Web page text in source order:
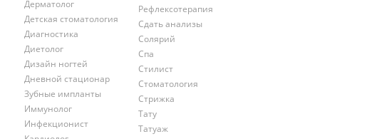
Дерматолог
Детская стоматология
Диагностика
Диетолог
Дизайн ногтей
Дневной стационар
Зубные импланты
Иммунолог
Инфекционист
Рефлексотерапия
Сдать анализы
Солярий
Спа
Стилист
Стоматология
Стрижка
Тату
Татуаж